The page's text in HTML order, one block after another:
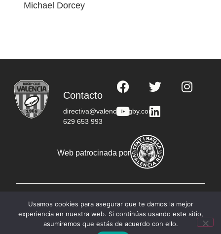
Michael Dorcey
Contacto
directiva@valenciarugby.com
629 653 993
Web patrocinada por
reservados
Política de privacidad
Aviso legal
Usamos cookies para asegurar que te damos la mejor
experiencia en nuestra web. Si continúas usando este sitio,
asumiremos que estás de acuerdo con ello.